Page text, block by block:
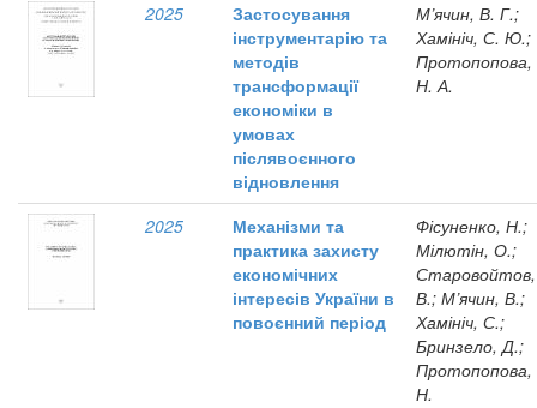
2025
Застосування
інструментарію та
методів
трансформації
економіки в
умовах
післявоєнного
відновлення
М’ячин, В. Г.;
Хамініч, С. Ю.;
Протопопова,
Н. А.
2025
Механізми та
практика захисту
економічних
інтересів України в
повоєнний період
Фісуненко, Н.;
Мілютін, О.;
Старовойтов,
В.; М’ячин, В.;
Хамініч, С.;
Бринзело, Д.;
Протопопова,
Н.